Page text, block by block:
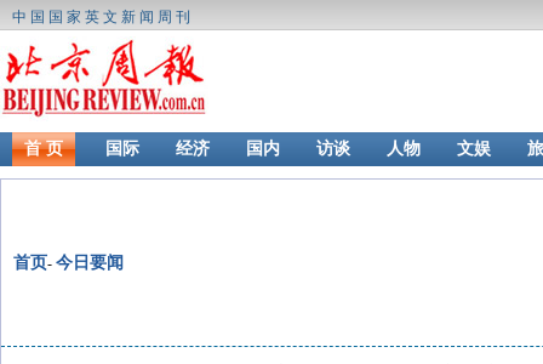
中国国家英文新闻周刊
首 页 国际 经济 国内 访谈 人物 文娱
首页- 今日要闻